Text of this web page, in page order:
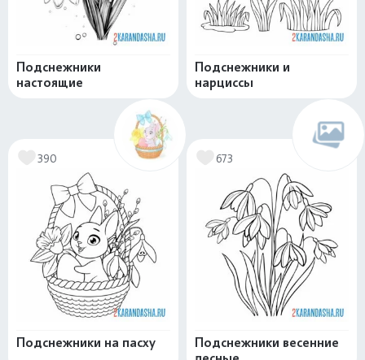
Подснежники
настоящие
Подснежники и
нарциссы
390
Подснежники на пасху
673
Подснежники весенние